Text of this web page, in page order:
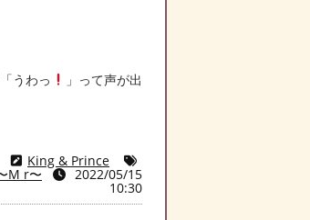
うわっ 」って声が出
King & Prince
M r〜 2022/05/15
10:30